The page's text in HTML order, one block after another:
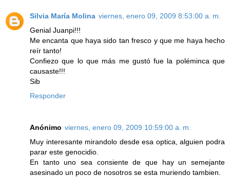
Silvia María Molina viernes, enero 09, 2009 8:53:00 a. m.
Genial Juanpi!!!
Me encanta que haya sido tan fresco y que me haya hecho
reír tanto!
Confiezo que lo que más me gustó fue la poléminca que
causaste!!!
Sib
Responder
Anónimo viernes, enero 09, 2009 10:59:00 a. m.
Muy interesante mirandolo desde esa optica, alguien podra
parar este genocidio.
En tanto uno sea consiente de que hay un semejante
asesinado un poco de nosotros se esta muriendo tambien.